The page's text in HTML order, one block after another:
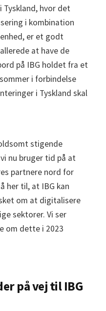
hvor det
i kombination
er et godt
at have de
på IBG holdet fra et
i forbindelse
i Tyskland skal
stigende
nu bruger tid på at
partnere nord for
her til, at IBG kan
om at digitalisere
sektorer. Vi ser
om dette i 2023
på vej til IBG